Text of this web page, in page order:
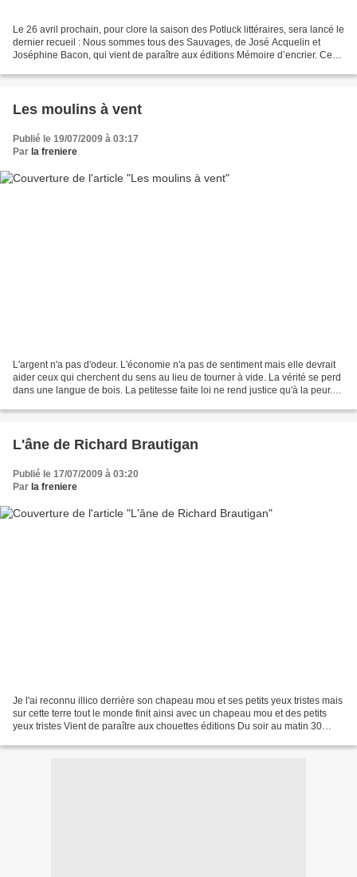
Le 26 avril prochain, pour clore la saison des Potluck littéraires, sera lancé le
dernier recueil : Nous sommes tous des Sauvages, de José Acquelin et
Joséphine Bacon, qui vient de paraître aux éditions Mémoire d’encrier. Ce
Les moulins à vent
Publié le 19/07/2009 à 03:17
Par la freniere
L'argent n'a pas d'odeur. L'économie n'a pas de sentiment mais elle devrait
aider ceux qui cherchent du sens au lieu de tourner à vide. La vérité se perd
dans une langue de bois. La petitesse faite loi ne rend justice qu'à la peur.
L'âne de Richard Brautigan
Publié le 17/07/2009 à 03:20
Par la freniere
Je l'ai reconnu illico derrière son chapeau mou et ses petits yeux tristes mais
sur cette terre tout le monde finit ainsi avec un chapeau mou et des petits
yeux tristes Vient de paraître aux chouettes éditions Du soir au matin 30